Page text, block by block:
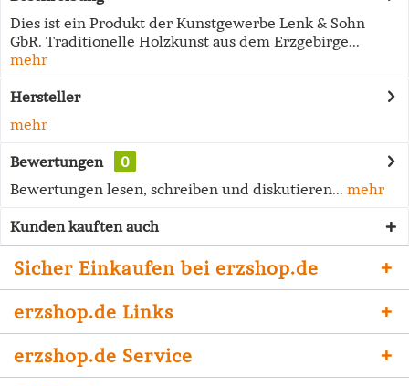
Dies ist ein Produkt der Kunstgewerbe Lenk & Sohn
GbR. Traditionelle Holzkunst aus dem Erzgebirge...
mehr
Hersteller
mehr
Bewertungen
0
Bewertungen lesen, schreiben und diskutieren... mehr
Kunden kauften auch
Sicher Einkaufen bei erzshop.de
erzshop.de Links
erzshop.de Service